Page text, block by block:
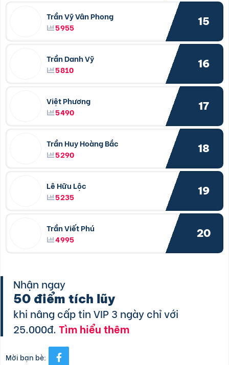
Trần Vỹ Vân Phong
5955
15
Trần Danh Vỹ
5810
16
Việt Phương
5490
17
Trần Huy Hoàng Bắc
5290
18
Lê Hữu Lộc
5235
19
Trần Viết Phú
4995
20
Nhận ngay
50 điểm tích lũy
khi nâng cấp tin VIP 3 ngày chỉ với
25.000đ.Tìm hiểu thêm
Mời bạn bè: